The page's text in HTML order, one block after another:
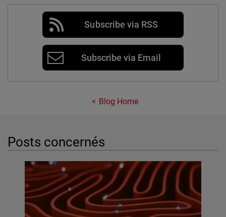
Subscribe via RSS
Subscribe via Email
Blog Home
Posts concernés